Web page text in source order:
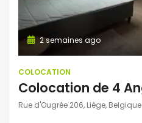
2 semaines ago
COLOCATION
Rue d'Ougrée 206, Liège, Belgique